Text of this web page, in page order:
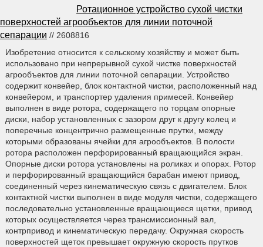
Ротационное устройство сухой чистки
поверхностей агрообъектов для линии поточной
сепарации // 2608816
Изобретение относится к сельскому хозяйству и может быть
использовано при непрерывной сухой чистке поверхностей
агрообъектов для линии поточной сепарации. Устройство
содержит конвейер, блок контактной чистки, расположенный над
конвейером, и транспортер удаления примесей. Конвейер
выполнен в виде ротора, содержащего по торцам опорные
диски, набор установленных с зазором друг к другу колец и
поперечные концентрично размещенные прутки, между
которыми образованы ячейки для агрообъектов. В полости
ротора расположен перфорированный вращающийся экран.
Опорные диски ротора установлены на роликах и опорах. Ротор
и перфорированный вращающийся барабан имеют привод,
соединенный через кинематическую связь с двигателем. Блок
контактной чистки выполнен в виде модуля чистки, содержащего
последовательно установленные вращающиеся щетки, привод
которых осуществляется через трансмиссионный вал,
контрпривод и кинематическую передачу. Окружная скорость
поверхностей щеток превышает окружную скорость прутков